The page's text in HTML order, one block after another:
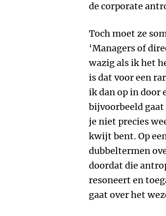
de corporate
Toch moet ze
‘Managers of
wazig als ik het
is dat voor een
ik dan op in door
bijvoorbeeld
je niet precies
kwijt bent. Op
dubbeltermen
doordat die
resoneert en
gaat over het